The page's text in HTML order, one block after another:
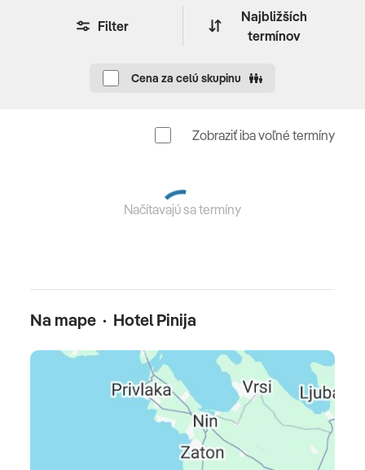
aktivity: fitnes • plážový volejbal • tenis • minigolf •
petang • stolný tenis • prenájom bicyklov • suveníry •
hotelové animácie sezóne 15.4. – 30.9. • parkovanie
zdarma na vyhradenom mieste väčšinou pod stromami
• v neďalekom centre možnosť občerstvenia a
eventové centrum Zadar (multifunkčné sály pre až 650
poplatok 5 EUR/deň (platba na mieste)
Celková cena zahŕňa
ubytovanie s polpenziou resp. plnou penziou, delegáta
CK v období 13.06.-12.09., pri výbere pobytu s dopravou
v cene je doprava luxusným klimatizovaným
Filter
Najbližších
termínov
Cena za celú skupinu
Zobraziť iba voľné termíny
Načítavajú sa termíny
Na mape · Hotel Pinija